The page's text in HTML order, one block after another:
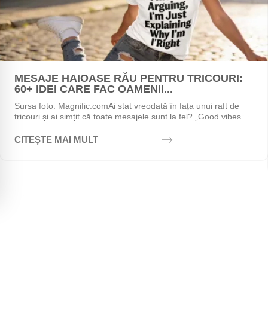
MESAJE HAIOASE RĂU PENTRU TRICOURI:
60+ IDEI CARE FAC OAMENII...
Sursa foto: Magnific.comAi stat vreodată în fața unui raft de
tricouri și ai simțit că toate mesajele sunt la fel? „Good vibes
CITEȘTE MAI MULT